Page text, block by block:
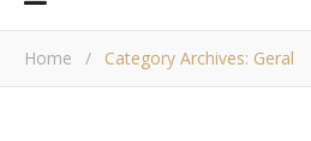
Home / Category Archives: Geral